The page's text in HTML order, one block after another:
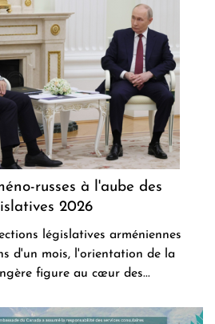
russes à l'aube des
2026
législatives arméniennes
d'un mois, l'orientation de la
figure au cœur des...